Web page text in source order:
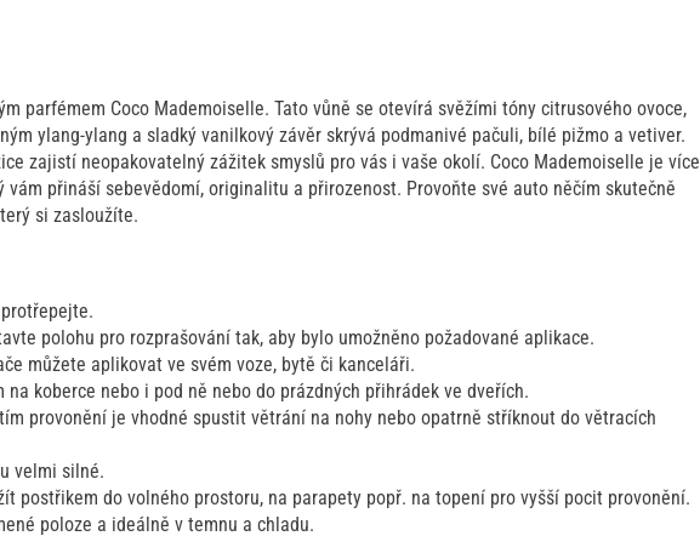
parfémem Coco Mademoiselle. Tato vůně se otevírá svěžími tóny citrusového ovoce,
ylang-ylang a sladký vanilkový závěr skrývá podmanivé pačuli, bílé pižmo a vetiver.
zajistí neopakovatelný zážitek smyslů pro vás i vaše okolí. Coco Mademoiselle je více
přináší sebevědomí, originalitu a přirozenost. Provoňte své auto něčím skutečně
si zasloužíte.
polohu pro rozprašování tak, aby bylo umožněno požadované aplikace.
můžete aplikovat ve svém voze, bytě či kanceláři.
koberce nebo i pod ně nebo do prázdných přihrádek ve dveřích.
provonění je vhodné spustit větrání na nohy nebo opatrně stříknout do větracích
velmi silné.
postřikem do volného prostoru, na parapety popř. na topení pro vyšší pocit provonění.
poloze a ideálně v temnu a chladu.